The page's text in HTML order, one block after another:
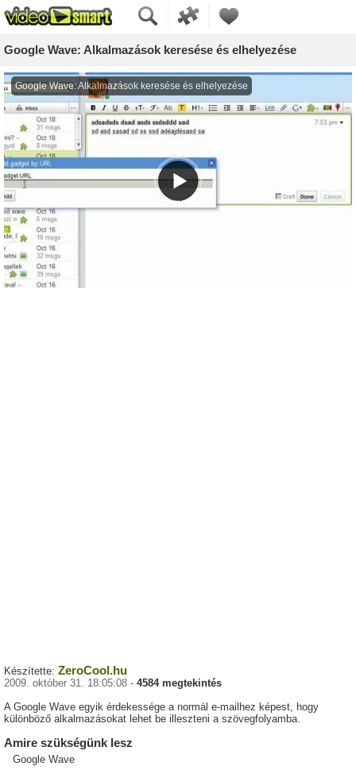
Google Wave: Alkalmazások keresése és elhelyezése
Készítette: ZeroCool.hu
2009. október 31. 18:05:08 - 4584 megtekintés
A Google Wave egyik érdekessége a normál e-mailhez képest, hogy
különböző alkalmazásokat lehet be illeszteni a szövegfolyamba.
Amire szükségünk lesz
Google Wave